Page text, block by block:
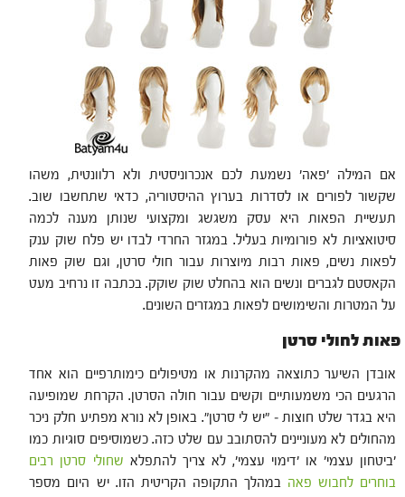
אם המילה 'פאה' נשמעת לכם אנכרוניסטית ולא רלוונטית, משהו
שקשור לפורים או לסדרות בערוץ ההיסטוריה, כדאי שתחשבו שוב.
תעשיית הפאות היא עסק משגשג ומקצועי שנותן מענה לכמה
סיטואציות לא פורומיות בעליל. במגזר החרדי לבדו יש פלח שוק ענק
לפאות נשים, פאות רבות מיוצרות עבור חולי סרטן, וגם שוק פאות
הקאסטם לגברים ונשים הוא בהחלט שוק שוקק. בכתבה זו נרחיב מעט
על המטרות והשימושים לפאות במגזרים השונים.
פאות לחולי סרטן
אובדן השיער כתוצאה מהקרנות או מטיפולים כימותרפיים הוא אחד
הרגעים הכי משמעותיים וקשים עבור חולה הסרטן. הקרחת שמופיעה
היא בגדר שלט חוצות – "יש לי סרטן". באופן לא נורא מפתיע חלק ניכר
מהחולים לא מעוניינים להסתובב עם שלט כזה. כשמוסיפים סוגיות כמו
'ביטחון עצמי' או 'דימוי עצמי', לא צריך להתפלא שחולי סרטן רבים
בוחרים לחבוש פאה במהלך התקופה הקריטית הזו. יש היום מספר